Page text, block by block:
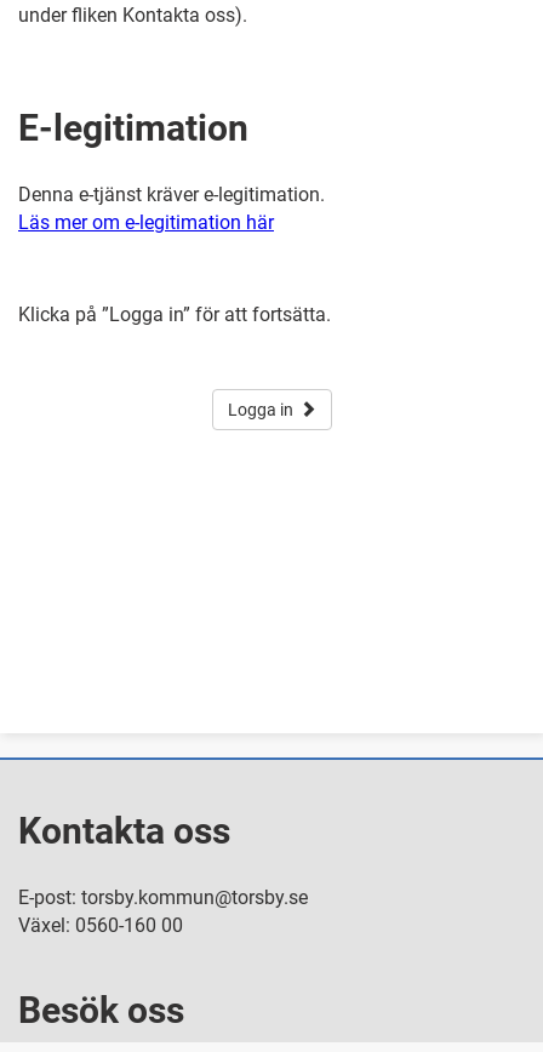
under fliken Kontakta oss).
E-legitimation
Denna e-tjänst kräver e-legitimation.
Läs mer om e-legitimation här
Klicka på ”Logga in” för att fortsätta.
Logga in
Kontakta oss
E-post: torsby.kommun@torsby.se
Växel: 0560-160 00
Besök oss